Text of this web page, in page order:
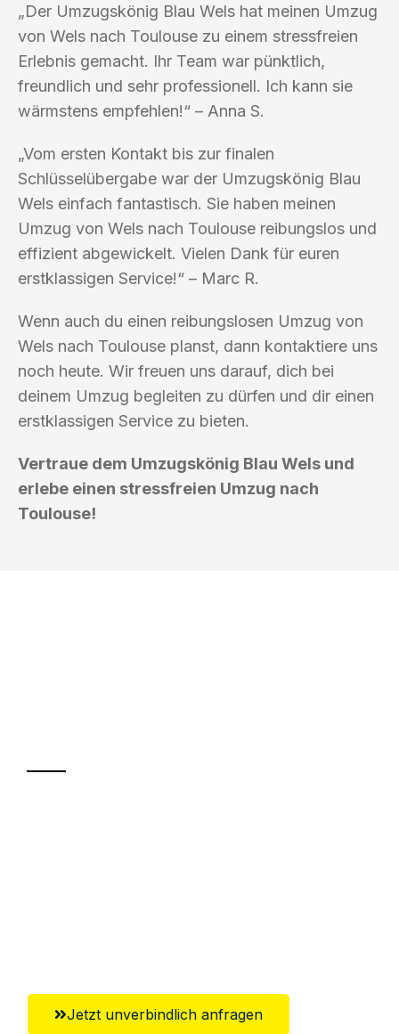
„Der Umzugskönig Blau Wels hat meinen Umzug
von Wels nach Toulouse zu einem stressfreien
Erlebnis gemacht. Ihr Team war pünktlich,
freundlich und sehr professionell. Ich kann sie
wärmstens empfehlen!“ – Anna S.
„Vom ersten Kontakt bis zur finalen
Schlüsselübergabe war der Umzugskönig Blau
Wels einfach fantastisch. Sie haben meinen
Umzug von Wels nach Toulouse reibungslos und
effizient abgewickelt. Vielen Dank für euren
erstklassigen Service!“ – Marc R.
Wenn auch du einen reibungslosen Umzug von
Wels nach Toulouse planst, dann kontaktiere uns
noch heute. Wir freuen uns darauf, dich bei
deinem Umzug begleiten zu dürfen und dir einen
erstklassigen Service zu bieten.
Vertraue dem Umzugskönig Blau Wels und
erlebe einen stressfreien Umzug nach
Toulouse!
Jetzt unverbindlich anfragen